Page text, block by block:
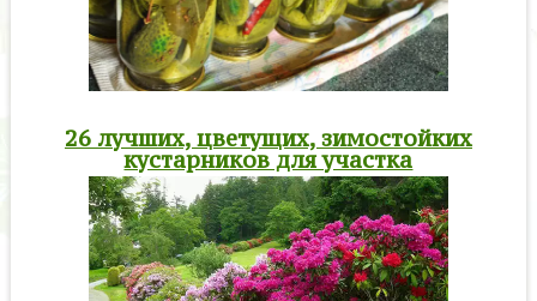
26 лучших, цветущих, зимостойких
кустарников для участка